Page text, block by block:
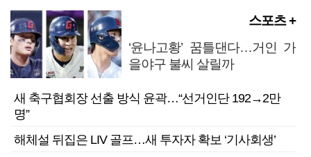
스포츠 +
‘윤나고황’ 꿈틀댄다…거인 가
을야구 불씨 살릴까
새 축구협회장 선출 방식 윤곽…“선거인단 192→2만
명”
해체설 뒤집은 LIV 골프…새 투자자 확보 ‘기사회생’